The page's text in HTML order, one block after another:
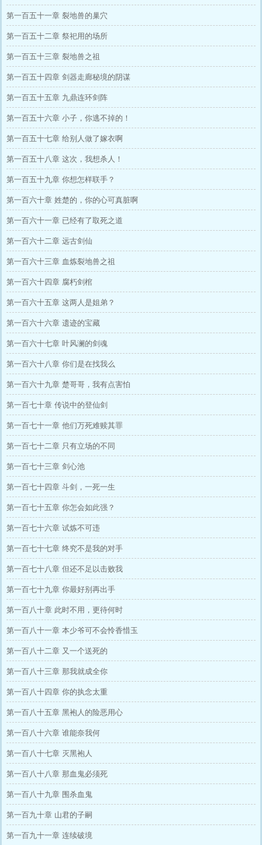
第一百五十一章 裂地兽的巢穴
第一百五十二章 祭祀用的场所
第一百五十三章 裂地兽之祖
第一百五十四章 剑器走廊秘境的阴谋
第一百五十五章 九鼎连环剑阵
第一百五十六章 小子，你逃不掉的！
第一百五十七章 给别人做了嫁衣啊
第一百五十八章 这次，我想杀人！
第一百五十九章 你想怎样联手？
第一百六十章 姓楚的，你的心可真脏啊
第一百六十一章 已经有了取死之道
第一百六十二章 远古剑仙
第一百六十三章 血炼裂地兽之祖
第一百六十四章 腐朽剑棺
第一百六十五章 这两人是姐弟？
第一百六十六章 遗迹的宝藏
第一百六十七章 叶风澜的剑魂
第一百六十八章 你们是在找我么
第一百六十九章 楚哥哥，我有点害怕
第一百七十章 传说中的登仙剑
第一百七十一章 他们万死难赎其罪
第一百七十二章 只有立场的不同
第一百七十三章 剑心池
第一百七十四章 斗剑，一死一生
第一百七十五章 你怎会如此强？
第一百七十六章 试炼不可违
第一百七十七章 终究不是我的对手
第一百七十八章 但还不足以击败我
第一百七十九章 你最好别再出手
第一百八十章 此时不用，更待何时
第一百八十一章 本少爷可不会怜香惜玉
第一百八十二章 又一个送死的
第一百八十三章 那我就成全你
第一百八十四章 你的执念太重
第一百八十五章 黑袍人的险恶用心
第一百八十六章 谁能奈我何
第一百八十七章 灭黑袍人
第一百八十八章 那血鬼必须死
第一百八十九章 围杀血鬼
第一百九十章 山君的子嗣
第一百九十一章 连续破境